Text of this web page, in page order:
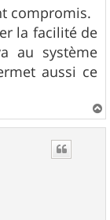
compromis.
la facilité de
au système
aussi ce
a